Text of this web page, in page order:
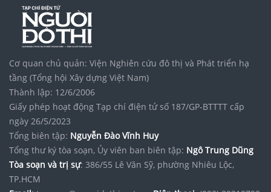
Cơ quan chủ quản: Viện Nghiên cứu đô thị và Phát triển hạ
tầng (Tổng hội Xây dựng Việt Nam)
Thành lập: 12/6/2006
Giấy phép hoạt động Tạp chí điện tử số 187/GP-BTTTT cấp
ngày 26/5/2023
Tổng biên tập: Nguyễn Đào Vĩnh Huy
Tổng thư ký tòa soạn, Ủy viên ban biên tập: Ngô Trung Dũng
Tòa soạn và trị sự: 386/55 Lê Văn Sỹ, phường Nhiêu Lộc,
TP.HCM